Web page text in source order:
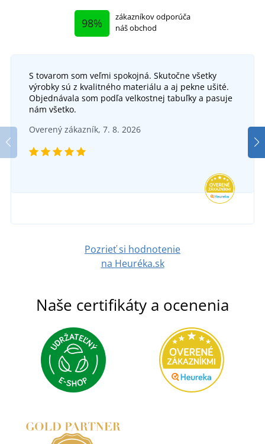
98%
zákazníkov odporúča
náš obchod
S tovarom som veľmi spokojná. Skutočne všetky
výrobky sú z kvalitného materiálu a aj pekne ušité.
Objednávala som podľa velkostnej tabuľky a pasuje
nám všetko.
Overený zákazník, 7. 8. 2026
Pozrieť si hodnotenie
na Heuréka.sk
Naše certifikáty a ocenenia